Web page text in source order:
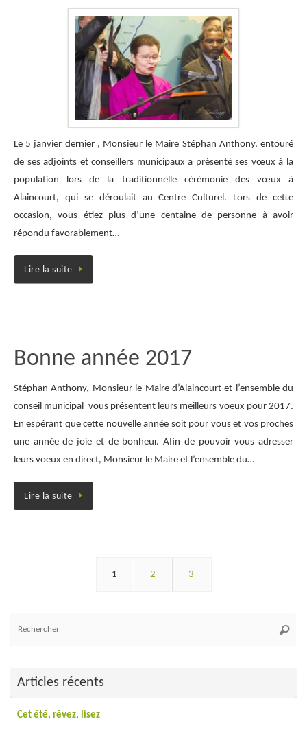
Le 5 janvier dernier , Monsieur le Maire Stéphan Anthony, entouré
de ses adjoints et conseillers municipaux a présenté ses vœux à la
population lors de la traditionnelle cérémonie des vœux à
Alaincourt, qui se déroulait au Centre Culturel. Lors de cette
occasion, vous étiez plus d’une centaine de personne à avoir
répondu favorablement…
Lire la suite
Bonne année 2017
Stéphan Anthony, Monsieur le Maire d’Alaincourt et l’ensemble du
conseil municipal vous présentent leurs meilleurs voeux pour 2017.
En espérant que cette nouvelle année soit pour vous et vos proches
une année de joie et de bonheur. Afin de pouvoir vous adresser
leurs voeux en direct, Monsieur le Maire et l’ensemble du…
Lire la suite
1 2 3
Articles récents
Cet été, rêvez, lisez